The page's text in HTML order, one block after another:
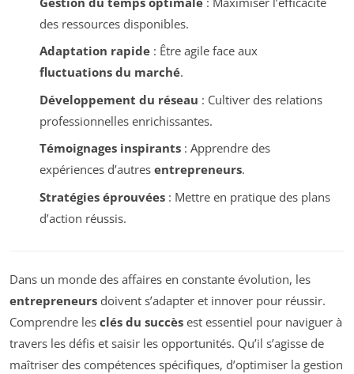
des ressources disponibles.
Adaptation rapide: Être agile face aux
fluctuations du marché.
Développement du réseau : Cultiver des relations
professionnelles enrichissantes.
Témoignages inspirants: Apprendre des
expériences d’autres entrepreneurs.
Stratégies éprouvées: Mettre en pratique des plans
d’action réussis.
Dans un monde des affaires en constante évolution, les
entrepreneurs doivent s’adapter et innover pour réussir.
Comprendre les clés du succès est essentiel pour naviguer à
travers les défis et saisir les opportunités. Qu’il s’agisse de
maîtriser des compétences spécifiques, d’optimiser la gestion